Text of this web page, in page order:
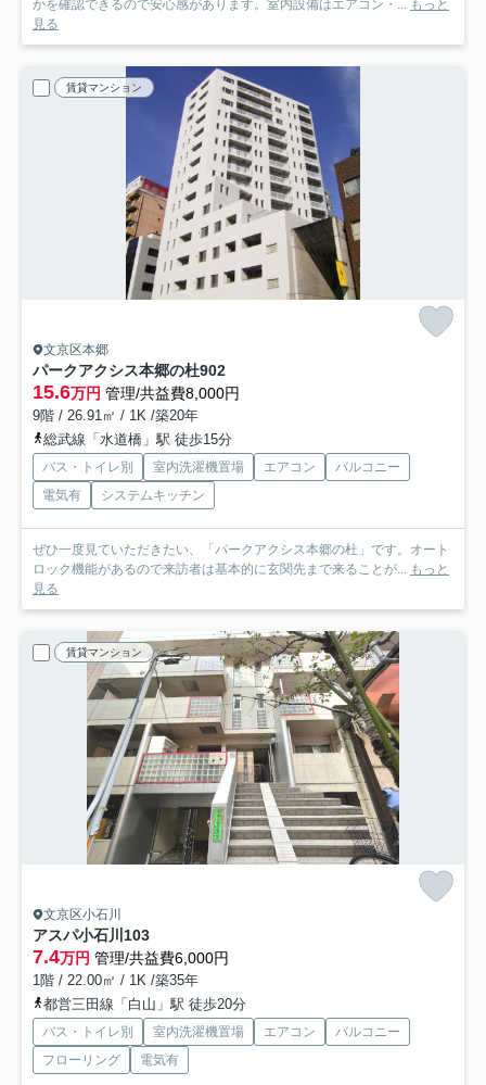
かを確認できるので安心感があります。室内設備はエアコン・... もっと
見る
賃貸マンション
文京区本郷
パークアクシス本郷の杜902
15.6万円 管理/共益費8,000円
9階 / 26.91㎡ / 1K /築20年
総武線「水道橋」駅 徒歩15分
バス・トイレ別 室内洗濯機置場 エアコン
バルコニー
電気有
システムキッチン
ぜひ一度見ていただきたい、「パークアクシス本郷の杜」です。オート
ロック機能があるので来訪者は基本的に玄関先まで来ることが... もっと
見る
賃貸マンション
文京区小石川
アスパ小石川 103
7.4万円 管理/共益費6,000円
1階 / 22.00㎡ / 1K /築35年
都営三田線「白山」駅 徒歩20分
バス・トイレ別 室内洗濯機置場 エアコン
バルコニー
フローリング
電気有